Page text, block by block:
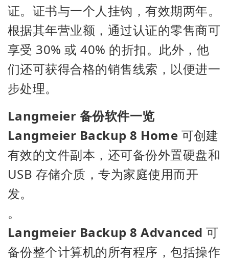
证。证书与一个人挂钩，有效期两年。
根据其年营业额，通过认证的零售商可
享受 30% 或 40% 的折扣。此外，他
们还可获得合格的销售线索，以便进一
步处理。
Langmeier 备份软件一览
Langmeier Backup 8 Home 可创建
有效的文件副本，还可备份外置硬盘和
USB 存储介质，专为家庭使用而开
发。
。
Langmeier Backup 8 Advanced可
备份整个计算机的所有程序，包括操作